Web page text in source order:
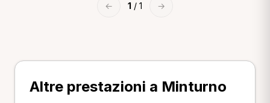
← 1 / 1 →
Altre prestazioni a Minturno